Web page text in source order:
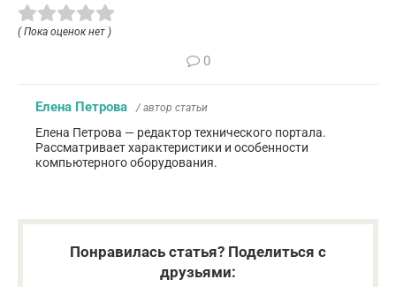
( Пока оценок нет )
0
Елена Петрова / автор статьи
Елена Петрова — редактор технического портала.
Рассматривает характеристики и особенности
компьютерного оборудования.
Понравилась статья? Поделиться с
друзьями: